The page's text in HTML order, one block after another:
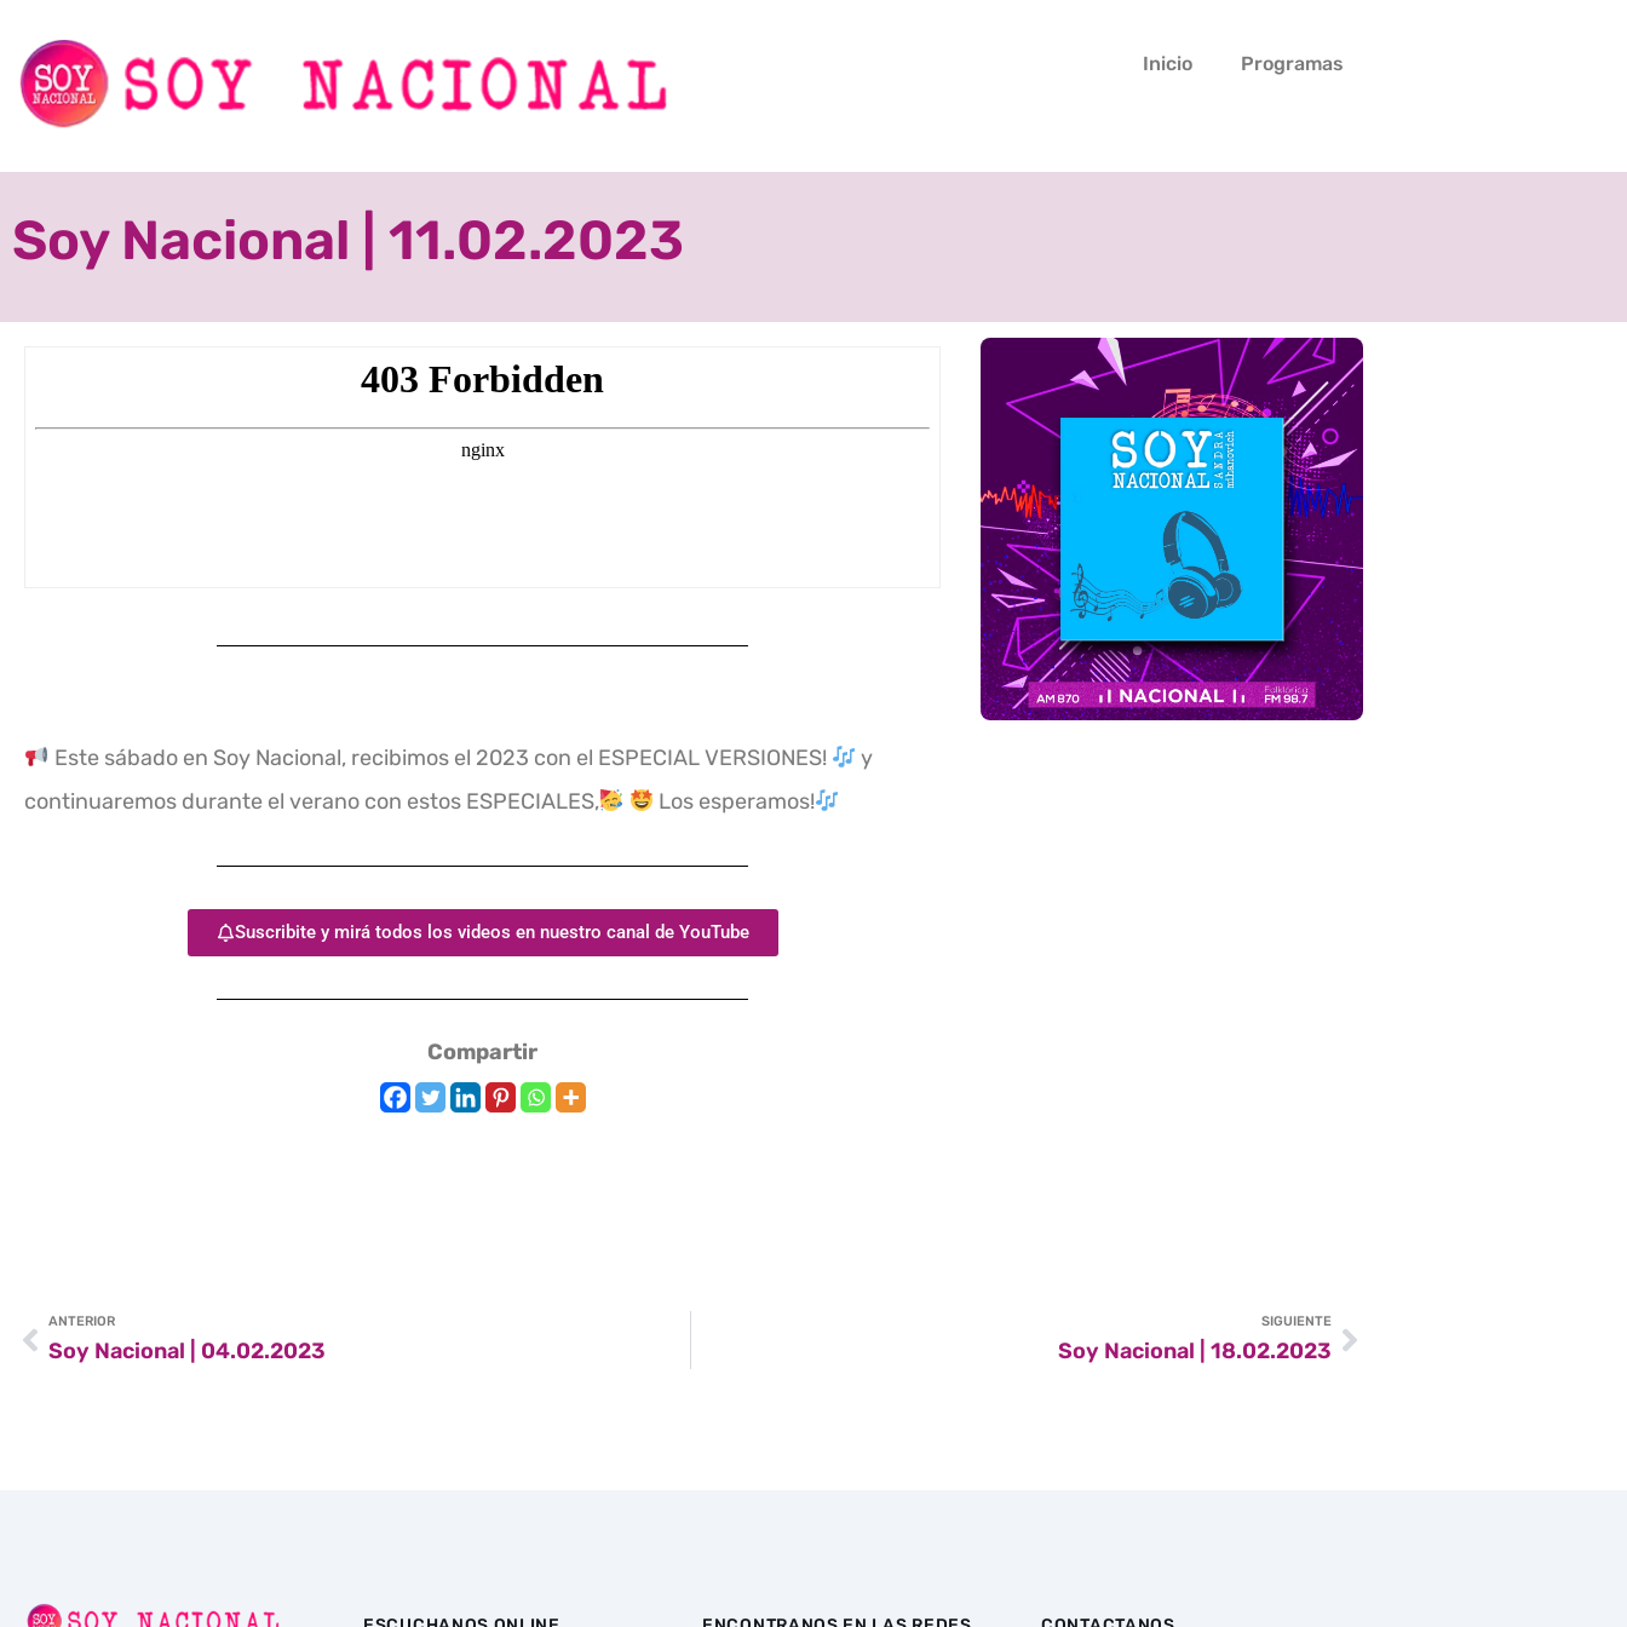
Inicio Programas
Soy Nacional | 11.02.2023
Este sábado en Soy Nacional, recibimos el 2023 con el ESPECIAL VERSIONES!
y
continuaremos durante el verano con estos ESPECIALES,
Los esperamos!
Suscribite y mirá todos los videos en nuestro canal de YouTube
Compartir
ANTERIOR
Soy Nacional | 04.02.2023
SIGUIENTE
Soy Nacional | 18.02.2023